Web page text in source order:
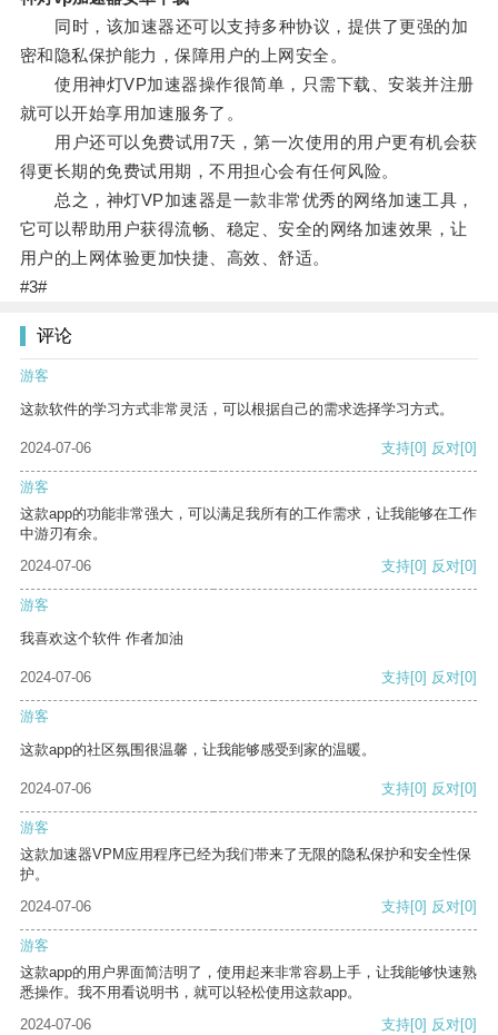
同时，该加速器还可以支持多种协议，提供了更强的加
密和隐私保护能力，保障用户的上网安全。
使用神灯VP加速器操作很简单，只需下载、安装并注册
就可以开始享用加速服务了。
用户还可以免费试用7天，第一次使用的用户更有机会获
得更长期的免费试用期，不用担心会有任何风险。
总之，神灯VP加速器是一款非常优秀的网络加速工具，
它可以帮助用户获得流畅、稳定、安全的网络加速效果，让
用户的上网体验更加快捷、高效、舒适。
#3#
评论
游客
这款软件的学习方式非常灵活，可以根据自己的需求选择学习方式。
2024-07-06 支持[0] 反对[0]
游客
这款app的功能非常强大，可以满足我所有的工作需求，让我能够在工作
中游刃有余。
2024-07-06
支持[0] 反对[0]
游客
我喜欢这个软件 作者加油
2024-07-06 支持[0] 反对[0]
游客
这款app的社区氛围很温馨，让我能够感受到家的温暖。
2024-07-06 支持[0] 反对[0]
游客
这款加速器VPM应用程序已经为我们带来了无限的隐私保护和安全性保
护。
2024-07-06
支持[0] 反对[0]
游客
这款app的用户界面简洁明了，使用起来非常容易上手，让我能够快速熟
悉操作。我不用看说明书，就可以轻松使用这款app。
2024-07-06
支持[0] 反对[0]